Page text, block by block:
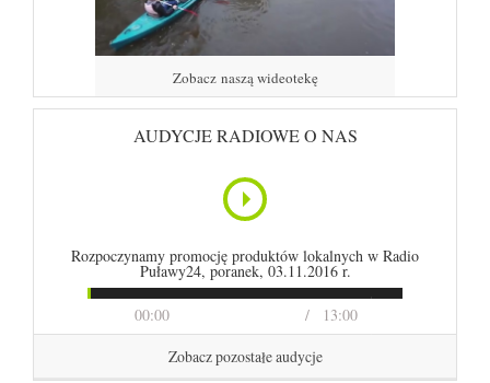
Zobacz naszą wideotekę
AUDYCJE RADIOWE O NAS
00:00 13:00
Rozpoczynamy promocję produktów lokalnych w Radio
Puławy24, poranek, 03.11.2016 r.
Zobacz pozostałe audycje